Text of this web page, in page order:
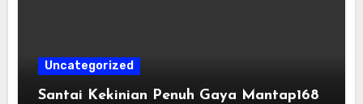
Uncategorized
Santai Kekinian Penuh Gaya Mantap168